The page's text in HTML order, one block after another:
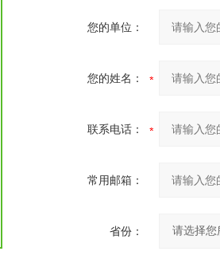
您的单位：
您的姓名：
联系电话：
常用邮箱：
省份：